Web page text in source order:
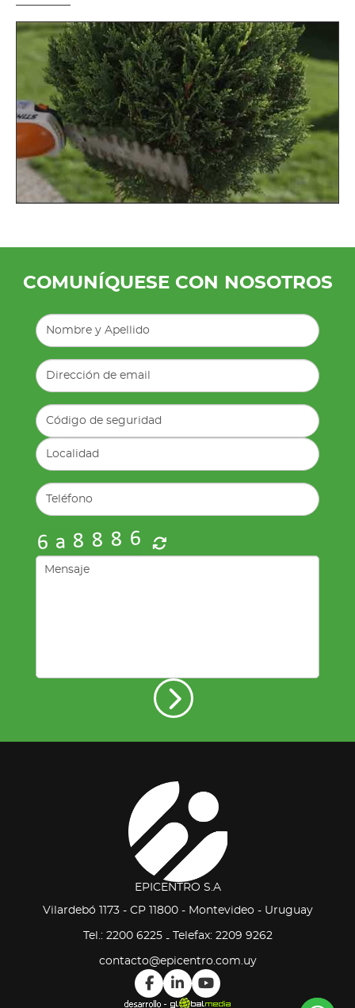
COMUNÍQUESE CON NOSOTROS
EPICENTRO S.A
Vilardebó 1173 - CP 11800 - Montevideo - Uruguay
Tel.: 2200 6225- Telefax: 2209 9262
contacto@epicentro.com.uy